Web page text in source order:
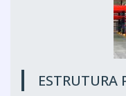
ESTRUTURA